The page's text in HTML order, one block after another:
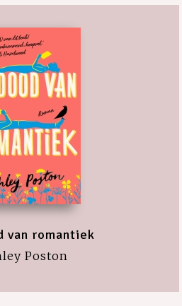
van romantiek
Poston